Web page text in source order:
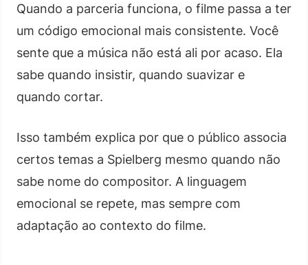
Quando a parceria funciona, o filme passa a ter
um código emocional mais consistente. Você
sente que a música não está ali por acaso. Ela
sabe quando insistir, quando suavizar e
quando cortar.
Isso também explica por que o público associa
certos temas a Spielberg mesmo quando não
sabe nome do compositor. A linguagem
emocional se repete, mas sempre com
adaptação ao contexto do filme.